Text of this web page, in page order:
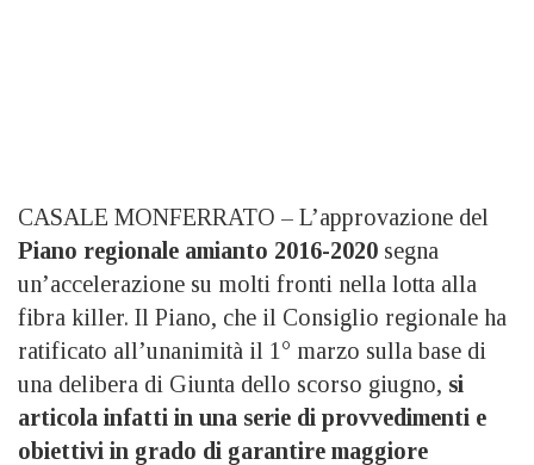
CASALE MONFERRATO – L’approvazione del
Piano regionale amianto 2016-2020 segna
un’accelerazione su molti fronti nella lotta alla
fibra killer. Il Piano, che il Consiglio regionale ha
ratificato all’unanimità il 1° marzo sulla base di
una delibera di Giunta dello scorso giugno, si
articola infatti in una serie di provvedimenti e
obiettivi in grado di garantire maggiore